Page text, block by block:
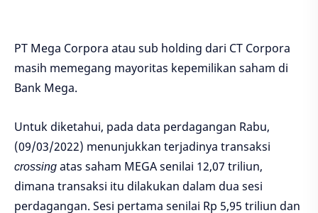
PT Mega Corpora atau sub holding dari CT Corpora
masih memegang mayoritas kepemilikan saham di
Bank Mega.
Untuk diketahui, pada data perdagangan Rabu,
(09/03/2022) menunjukkan terjadinya transaksi
crossingatas saham MEGA senilai 12,07 triliun,
dimana transaksi itu dilakukan dalam dua sesi
perdagangan. Sesi pertama senilai Rp 5,95 triliun dan